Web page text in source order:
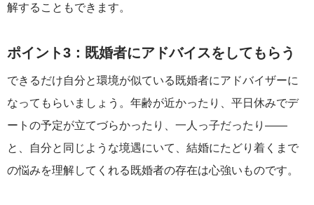
解することもできます。
ポイント3：既婚者にアドバイスをしてもらう
できるだけ自分と環境が似ている既婚者にアドバイザーに
なってもらいましょう。年齢が近かったり、平日休みでデ
ートの予定が立てづらかったり、一人っ子だったり――
と、自分と同じような境遇にいて、結婚にたどり着くまで
の悩みを理解してくれる既婚者の存在は心強いものです。